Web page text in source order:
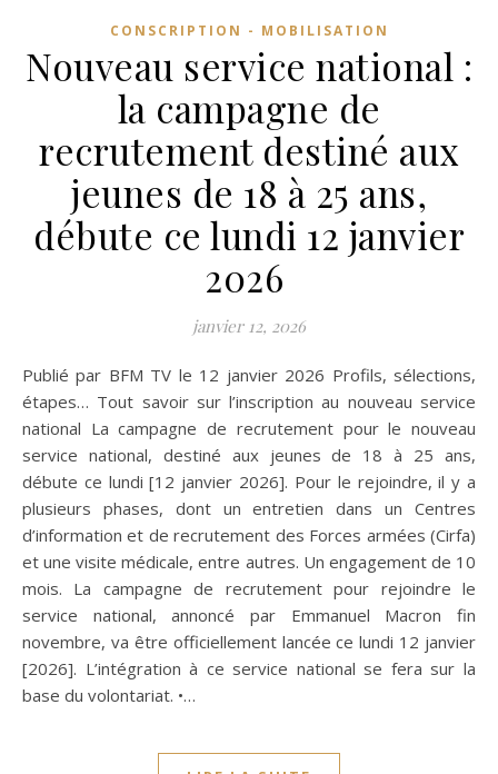
CONSCRIPTION - MOBILISATION
Nouveau service national :
la campagne de
recrutement destiné aux
jeunes de 18 à 25 ans,
débute ce lundi 12 janvier
2026
janvier 12, 2026
Publié par BFM TV le 12 janvier 2026 Profils, sélections,
étapes… Tout savoir sur l’inscription au nouveau service
national La campagne de recrutement pour le nouveau
service national, destiné aux jeunes de 18 à 25 ans,
débute ce lundi [12 janvier 2026]. Pour le rejoindre, il y a
plusieurs phases, dont un entretien dans un Centres
d’information et de recrutement des Forces armées (Cirfa)
et une visite médicale, entre autres. Un engagement de 10
mois. La campagne de recrutement pour rejoindre le
service national, annoncé par Emmanuel Macron fin
novembre, va être officiellement lancée ce lundi 12 janvier
[2026]. L’intégration à ce service national se fera sur la
base du volontariat. •…